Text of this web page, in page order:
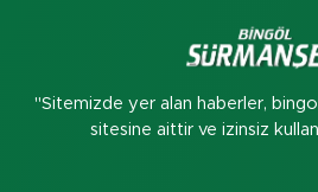
"Sitemizde yer alan haberler,
sitesine aittir ve izinsiz